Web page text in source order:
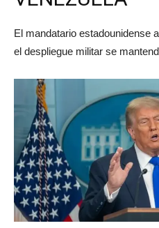
El mandatario estadounidense
el despliegue militar se